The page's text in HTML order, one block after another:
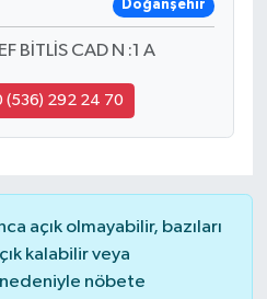
Doğanşehir
BİTLİS CAD N :1 A
(536) 292 24 70
açık olmayabilir, bazıları
kalabilir veya
nöbete